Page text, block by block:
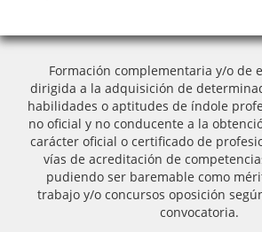
Formación complementaria y/o de
dirigida a la adquisición de
habilidades o aptitudes de índole
no oficial y no conducente a la
carácter oficial o certificado de
vías de acreditación de
pudiendo ser baremable como
trabajo y/o concursos oposición
convocatoria.